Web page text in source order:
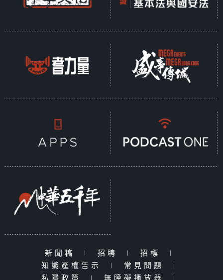
新聞稿 | 招聘 | 招標
|
知識產權告示
| 常見問題
|
私隱政策
| 無障礙播放器 |